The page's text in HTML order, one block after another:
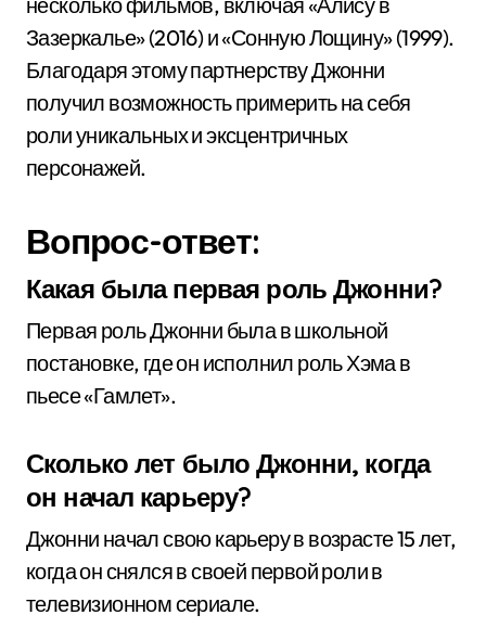
Зазеркалье» (2016) и «Сонную Лощину» (1999).
Благодаря этому партнерству Джонни
получил возможность примерить на себя
роли уникальных и эксцентричных
персонажей.
Вопрос-ответ:
Какая была первая роль Джонни?
Первая роль Джонни была в школьной
постановке, где он исполнил роль Хэма в
пьесе «Гамлет».
Сколько лет было Джонни, когда
он начал карьеру?
Джонни начал свою карьеру в возрасте 15 лет,
когда он снялся в своей первой роли в
телевизионном сериале.